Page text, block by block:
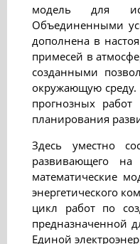
модель для
Объединенными
дополнена в
примесей в
созданными
окружающую
прогнозных
планирования
Здесь уместно
развивающего на
математические
энергетического
цикл работ по
предназначенной
Единой